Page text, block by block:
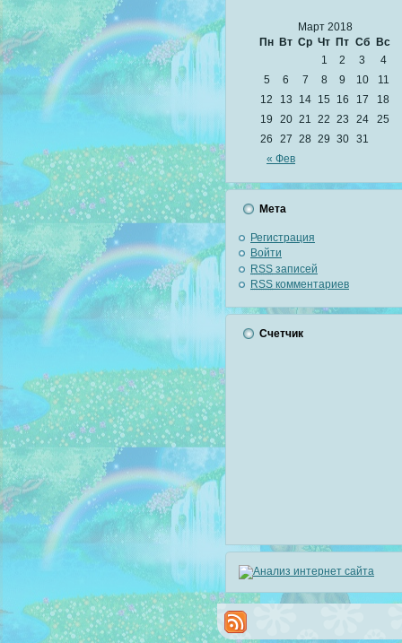
Март 2018
Пн Вт Ср Чт Пт Сб Вс
« Фев
1 2 3
4
5
6 7 8 9 10
11
12
13 14 15 16 17
18
19
20 21 22 23 24
25
26
27 28 29 30 31
Мета
Регистрация
Войти
RSS записей
RSS комментариев
Счетчик